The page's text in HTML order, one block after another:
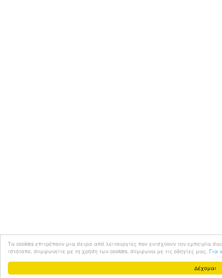
Δέχομαι
Τα cookies επιτρέπουν μια σειρά από λειτουργίες που ενισχύουν την εμπειρία
ιστότοπο, συμφωνείτε με τη χρήση των cookies, σύμφωνα με τις οδηγίες μας. Για